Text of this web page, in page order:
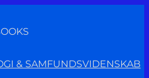
& SAMFUNDSVIDENSKAB